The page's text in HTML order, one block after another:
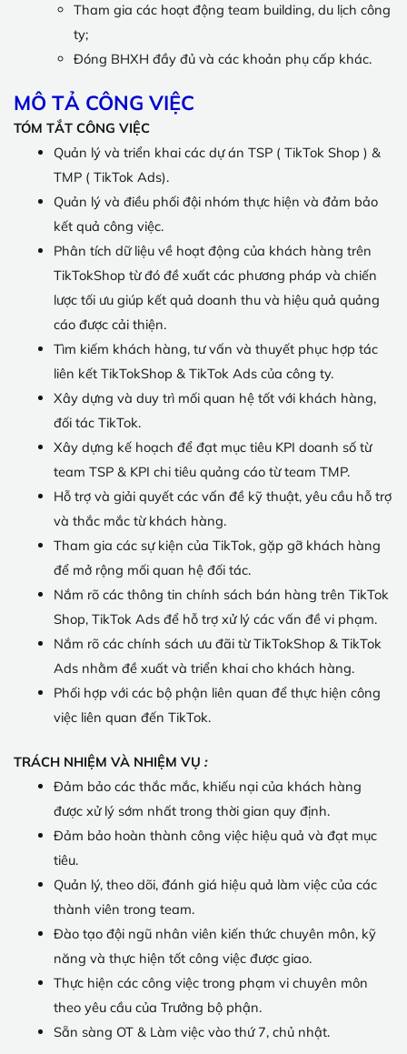
Tham gia các hoạt động team building, du lịch công
ty;
Đóng BHXH đầy đủ và các khoản phụ cấp khác.
MÔ TẢ CÔNG VIỆC
TÓM TẮT CÔNG VIỆC
Quản lý và triển khai các dự án TSP ( TikTok Shop ) &
TMP ( TikTok Ads).
Quản lý và điều phối đội nhóm thực hiện và đảm bảo
kết quả công việc.
Phân tích dữ liệu về hoạt động của khách hàng trên
TikTokShop từ đó đề xuất các phương pháp và chiến
lược tối ưu giúp kết quả doanh thu và hiệu quả quảng
cáo được cải thiện.
Tìm kiếm khách hàng, tư vấn và thuyết phục hợp tác
liên kết TikTokShop & TikTok Ads của công ty.
Xây dựng và duy trì mối quan hệ tốt với khách hàng,
đối tác TikTok.
Xây dựng kế hoạch để đạt mục tiêu KPI doanh số từ
team TSP & KPI chi tiêu quảng cáo từ team TMP.
Hỗ trợ và giải quyết các vấn đề kỹ thuật, yêu cầu hỗ trợ
và thắc mắc từ khách hàng.
Tham gia các sự kiện của TikTok, gặp gỡ khách hàng
để mở rộng mối quan hệ đối tác.
Nắm rõ các thông tin chính sách bán hàng trên TikTok
Shop, TikTok Ads để hỗ trợ xử lý các vấn đề vi phạm.
Nắm rõ các chính sách ưu đãi từ TikTokShop & TikTok
Ads nhằm đề xuất và triển khai cho khách hàng.
Phối hợp với các bộ phận liên quan để thực hiện công
việc liên quan đến TikTok.
TRÁCH NHIỆM VÀ NHIỆM VỤ :
Đảm bảo các thắc mắc, khiếu nại của khách hàng
được xử lý sớm nhất trong thời gian quy định.
Đảm bảo hoàn thành công việc hiệu quả và đạt mục
tiêu.
Quản lý, theo dõi, đánh giá hiệu quả làm việc của các
thành viên trong team.
Đào tạo đội ngũ nhân viên kiến thức chuyên môn, kỹ
năng và thực hiện tốt công việc được giao.
Thực hiện các công việc trong phạm vi chuyên môn
theo yêu cầu của Trưởng bộ phận.
Sẵn sàng OT & Làm việc vào thứ 7, chủ nhật.